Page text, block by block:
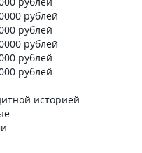
рублей
рублей
рублей
рублей
рублей
историей